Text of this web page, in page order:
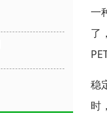
一
了
稳
时